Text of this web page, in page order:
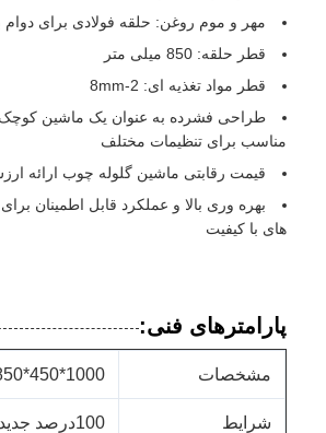
مهر و موم روغن: حلقه فولادی برای دوام
قطر حلقه: 850 میلی متر
قطر مواد تغذیه ای: 2-8mm
طراحی فشرده به عنوان یک ماشین
مناسب برای تنظیمات مختلف
قیمت رقابتی ماشین گلوله چوب ارائه
بهره وری بالا و عملکرد قابل اطمینان برای
های با کیفیت
پارامترهای فنی:
مشخصات 1000*450*850 میلی متر
شرایط 100درصد جديد